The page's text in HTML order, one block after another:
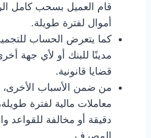
قام العميل بسحب كامل
أموال لفترة طويلة.
كما يتعرض الحساب
مدينًا للبنك أو لأي جهة
قضايا قانونية.
من ضمن الأسباب الأخرى،
معاملات مالية لفترة
دقيقة أو مخالفة للقواعد